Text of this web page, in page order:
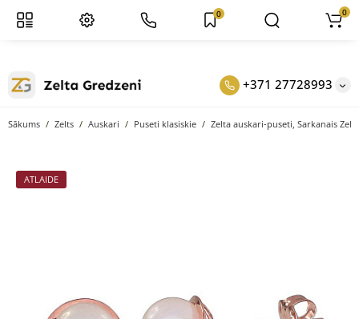
+371 27728993
0 0
Sākums Zelts Auskari Puseti klasiskie Zelta auskari-puseti, Sarkanais
ATLAIDE